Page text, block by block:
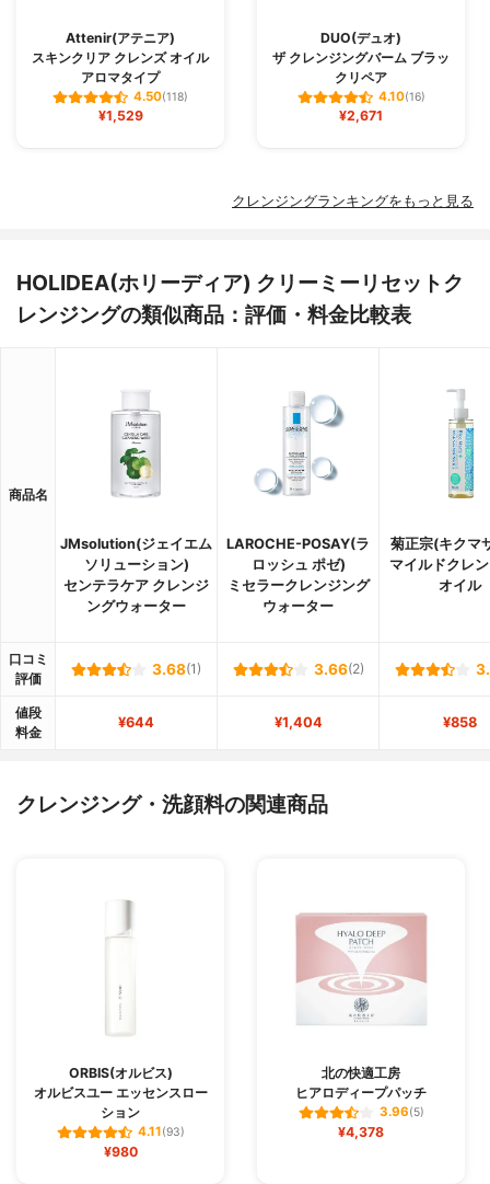
Attenir(アテニア)
スキンクリア クレンズ オイル
アロマタイプ
4.50(118)
¥1,529
DUO(デュオ)
ザ クレンジングバーム ブラッ
クリペア
4.10(16)
¥2,671
クレンジングランキングをもっと見る
HOLIDEA(ホリーディア) クリーミーリセットク
レンジングの類似商品：評価・料金比較表
商品名
JMsolution(ジェイエム
ソリューション)
センテラケア クレンジ
ングウォーター
LAROCHE-POSAY(ラ
ロッシュ ポゼ)
ミセラークレンジング
ウォーター
菊正宗(キクマ
マイルドクレ
オイル
口コミ
評価
3.68(1) 3.66(2)
値段
料金
¥644 ¥1,404 ¥858
クレンジング・洗顔料の関連商品
ORBIS(オルビス)
オルビスユー エッセンスロー
ション
4.11(93)
¥980
北の快適工房
ヒアロディープパッチ
3.96(5)
¥4,378